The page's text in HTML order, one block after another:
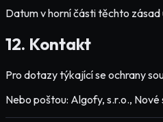
Datum v horní části těchto
12. Kontakt
Pro dotazy týkající se ochrany
Nebo poštou: Algofy, s.r.o.,